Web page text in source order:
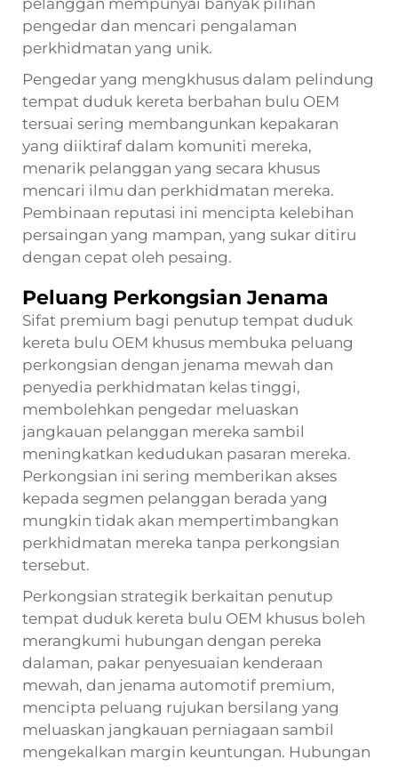
pengedar dan mencari pengalaman
perkhidmatan yang unik.
Pengedar yang mengkhusus dalam pelindung
tempat duduk kereta berbahan bulu OEM
tersuai sering membangunkan kepakaran
yang diiktiraf dalam komuniti mereka,
menarik pelanggan yang secara khusus
mencari ilmu dan perkhidmatan mereka.
Pembinaan reputasi ini mencipta kelebihan
persaingan yang mampan, yang sukar ditiru
dengan cepat oleh pesaing.
Peluang Perkongsian Jenama
Sifat premium bagi penutup tempat duduk
kereta bulu OEM khusus membuka peluang
perkongsian dengan jenama mewah dan
penyedia perkhidmatan kelas tinggi,
membolehkan pengedar meluaskan
jangkauan pelanggan mereka sambil
meningkatkan kedudukan pasaran mereka.
Perkongsian ini sering memberikan akses
kepada segmen pelanggan berada yang
mungkin tidak akan mempertimbangkan
perkhidmatan mereka tanpa perkongsian
tersebut.
Perkongsian strategik berkaitan penutup
tempat duduk kereta bulu OEM khusus boleh
merangkumi hubungan dengan pereka
dalaman, pakar penyesuaian kenderaan
mewah, dan jenama automotif premium,
mencipta peluang rujukan bersilang yang
meluaskan jangkauan perniagaan sambil
mengekalkan margin keuntungan. Hubungan